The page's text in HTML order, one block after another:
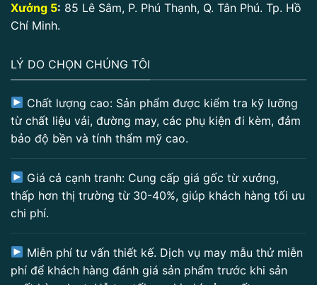
Xưởng 5: 85 Lê Sâm, P. Phú Thạnh, Q. Tân Phú. Tp. Hồ
Chí Minh.
LÝ DO CHỌN CHÚNG TÔI
Chất lượng cao: Sản phẩm được kiểm tra kỹ lưỡng
từ chất liệu vải, đường may, các phụ kiện đi kèm, đảm
bảo độ bền và tính thẩm mỹ cao.
Giá cả cạnh tranh: Cung cấp giá gốc từ xưởng,
thấp hơn thị trường từ 30-40%, giúp khách hàng tối ưu
chi phí.
Miễn phí tư vấn thiết kế. Dịch vụ may mẫu thử miễn
phí để khách hàng đánh giá sản phẩm trước khi sản